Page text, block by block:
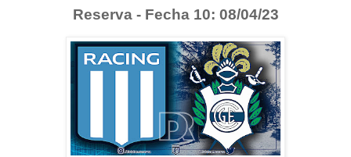
Reserva - Fecha 10: 08/04/23